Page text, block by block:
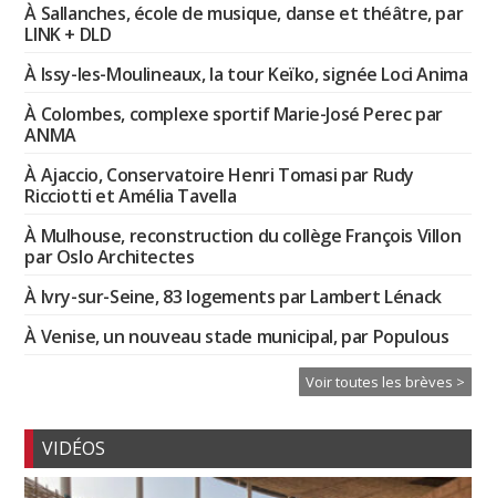
À Sallanches, école de musique, danse et théâtre, par
LINK + DLD
À Issy-les-Moulineaux, la tour Keïko, signée Loci Anima
À Colombes, complexe sportif Marie-José Perec par
ANMA
À Ajaccio, Conservatoire Henri Tomasi par Rudy
Ricciotti et Amélia Tavella
À Mulhouse, reconstruction du collège François Villon
par Oslo Architectes
À Ivry-sur-Seine, 83 logements par Lambert Lénack
À Venise, un nouveau stade municipal, par Populous
Voir toutes les brèves >
VIDÉOS